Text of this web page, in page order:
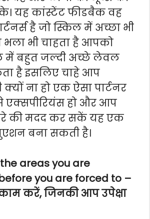
यह कांस्टेंट फीडबैक वह
है जो स्किल में अच्छा भी
भी चाहता है आपको
में बहुत जल्दी अच्छे लेवल
है इसलिए चाहे आप
ना हो एक ऐसा पार्टनर
एक्सपीरियंस हो और आप
की मदद कर सकें यह एक
बना सकती है।
areas you are
you are forced to –
काम करें, जिनकी आप उपेक्षा